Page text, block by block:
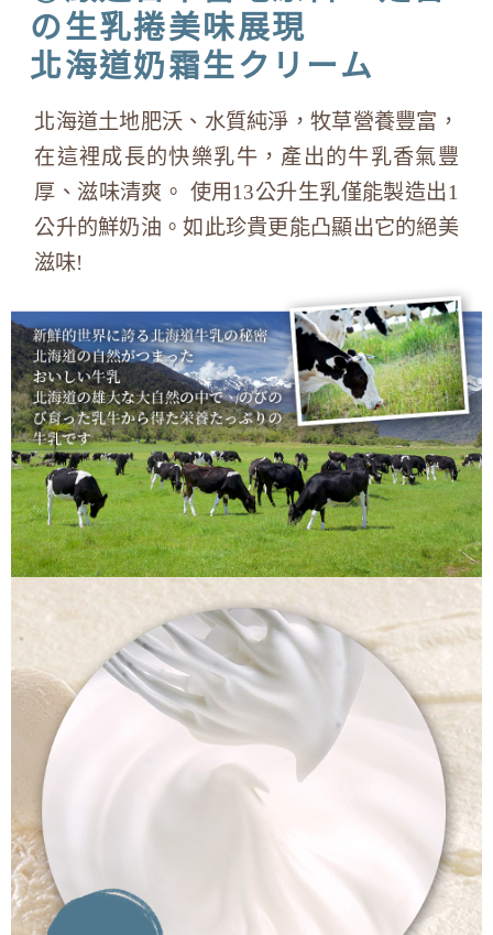
の生乳捲美味展現
北海道奶霜生クリーム
北海道土地肥沃、水質純淨，牧草營養豐富，
在這裡成長的快樂乳牛，產出的牛乳香氣豐
厚、滋味清爽。 使用13公升生乳僅能製造出1
公升的鮮奶油。如此珍貴更能凸顯出它的絕美
滋味!